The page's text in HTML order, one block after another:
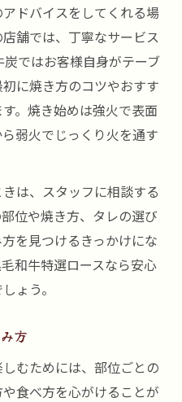
ドバイスをしてくれる場
舗では、丁寧なサービス
ではお客様自身がテーブ
に焼き方のコツやおすす
。焼き始めは強火で表面
弱火でじっくり火を通す
は、スタッフに相談する
位や焼き方、タレの選び
を見つけるきっかけにな
和牛特選ロースなら安心
ょう。
方
むためには、部位ごとの
食べ方を心がけることが